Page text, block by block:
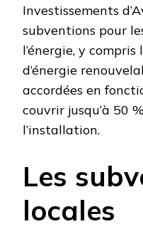
Investissements
subventions pour
l’énergie, y
d’énergie
accordées en
couvrir jusqu’à 50
l’installation.
Les
locales